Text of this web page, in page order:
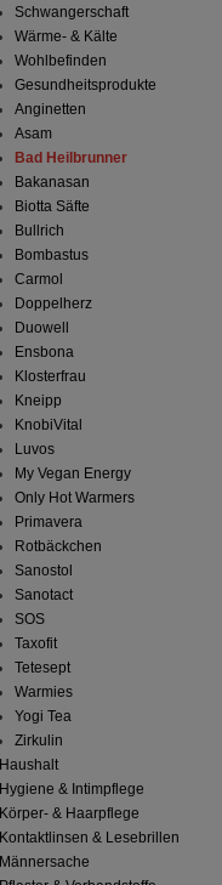
Schwangerschaft
Wärme- & Kälte
Wohlbefinden
Gesundheitsprodukte
Anginetten
Asam
Bad Heilbrunner
Bakanasan
Biotta Säfte
Bullrich
Bombastus
Carmol
Doppelherz
Duowell
Ensbona
Klosterfrau
Kneipp
KnobiVital
Luvos
My Vegan Energy
Only Hot Warmers
Primavera
Rotbäckchen
Sanostol
Sanotact
SOS
Taxofit
Tetesept
Warmies
Yogi Tea
Zirkulin
Haushalt
Hygiene & Intimpflege
Körper- & Haarpflege
Kontaktlinsen & Lesebrillen
Männersache